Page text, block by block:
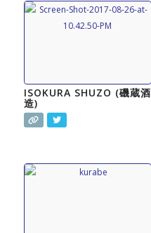
ISOKURA SHUZO (磯蔵酒
造)